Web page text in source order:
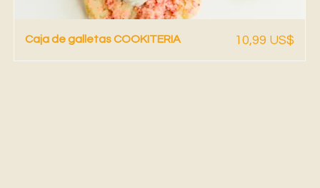
Vista rápida
Caja de galletas COOKITERIA Precio
10,99 US$